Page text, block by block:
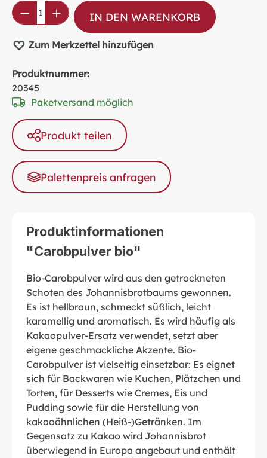
Produkt Anzahl: Gib den gewünschten
IN DEN WARENKORB
Zum Merkzettel hinzufügen
Produktnummer:
20345
Paketversand möglich
Produkt teilen
Palettenpreis anfragen
Produktinformationen
"Carobpulver bio"
Bio-Carobpulver wird aus den getrockneten
Schoten des Johannisbrotbaums gewonnen.
Es ist hellbraun, schmeckt süßlich, leicht
karamellig und aromatisch. Es wird häufig als
Kakaopulver-Ersatz verwendet, setzt aber
eigene geschmackliche Akzente. Bio-
Carobpulver ist vielseitig einsetzbar: Es eignet
sich für Backwaren wie Kuchen, Plätzchen und
Torten, für Desserts wie Cremes, Eis und
Pudding sowie für die Herstellung von
kakaoähnlichen (Heiß-)Getränken. Im
Gegensatz zu Kakao wird Johannisbrot
überwiegend in Europa angebaut und enthält